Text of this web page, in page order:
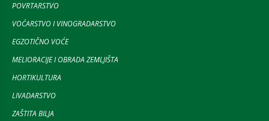
POVRTARSTVO
VOĆARSTVO I VINOGRADARSTVO
EGZOTIČNO VOĆE
MELIORACIJE I OBRADA ZEMLJIŠTA
HORTIKULTURA
LIVADARSTVO
ZAŠTITA BILJA